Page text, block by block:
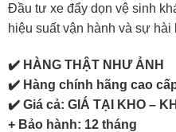
Đầu tư xe đẩy dọn vệ sinh
hiệu suất vận hành và sự hài
✔️ HÀNG THẬT NHƯ ẢNH
✔️ Hàng chính hãng cao
✔️ Giá cả: GIÁ TẠI KHO –
+ Bảo hành: 12 tháng